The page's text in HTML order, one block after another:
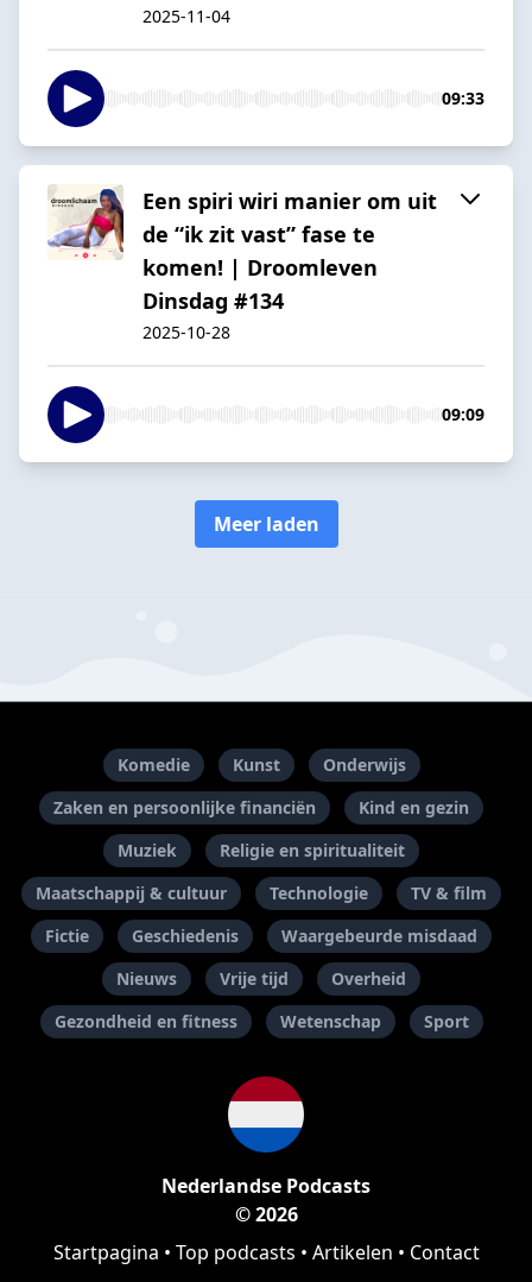
2025-11-04
09:33
Een spiri wiri manier om uit
de “ik zit vast” fase te
komen! | Droomleven
Dinsdag #134
2025-10-28
09:09
Meer laden
Komedie Kunst
Onderwijs
Zaken en persoonlijke financiën
Kind en gezin
Muziek
Religie en spiritualiteit
Maatschappij & cultuur
Technologie
TV & film
Fictie
Geschiedenis
Waargebeurde misdaad
Nieuws
Vrije tijd
Overheid
Gezondheid en fitness
Wetenschap Sport
Nederlandse Podcasts
© 2026
Startpagina • Top podcasts • Artikelen • Contact